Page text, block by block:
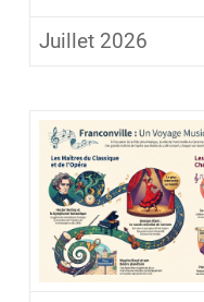
Juillet 2026